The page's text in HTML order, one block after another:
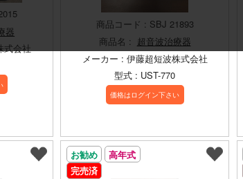
器
式会社
商品コード : SBJ 21893
商品名 : 超音波治療器
メーカー : 伊藤超短波株式会社
型式 : UST-770
価格はログイン下さい
お勧め
高年式
完売済